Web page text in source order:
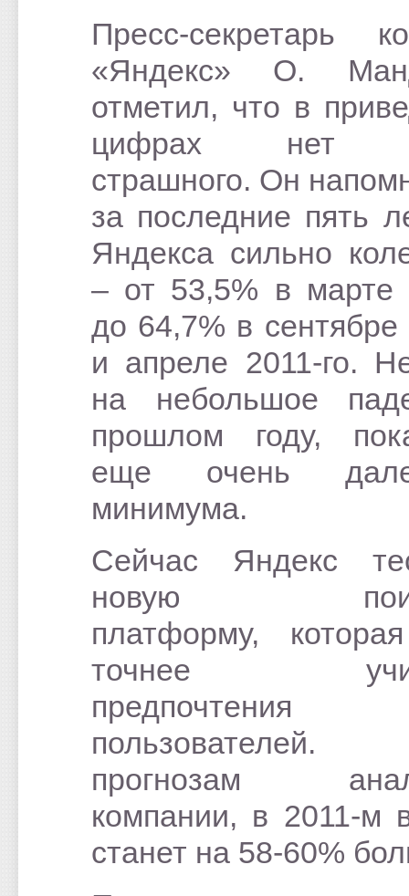
Пресс-секретарь
«Яндекс» О.
отметил, что в
цифрах нет
страшного. Он
за последние пять
Яндекса сильно
– от 53,5% в марте
до 64,7% в сентябре
и апреле 2011-го.
на небольшое
прошлом году,
еще очень
минимума.
Сейчас Яндекс
новую
платформу,
точнее
предпочтения
прогнозам
компании, в 2011-м
станет на 58-60%